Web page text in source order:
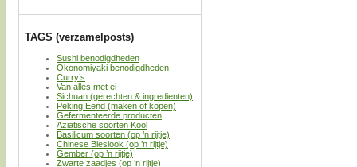
TAGS (verzamelposts)
Sushi benodigdheden
Okonomiyaki benodigdheden
Curry’s
Van alles met ei
Sichuan (gerechten & ingredienten)
Peking Eend (maken of kopen)
Gefermenteerde producten
Aziatische soorten Kool
Basilicum soorten (op ’n rijtje)
Chinese Bieslook (op ’n rijtje)
Gember (op ’n rijtje)
Zwarte zaadjes (op ’n rijtje)